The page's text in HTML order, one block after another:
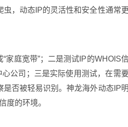
，动态IP的灵活性和安全性通常更
家庭宽带”；二是测试IP的WHOIS
公司；三是实际使用测试，在需
否被轻易识别。神龙海外动态IP明
度的环境。